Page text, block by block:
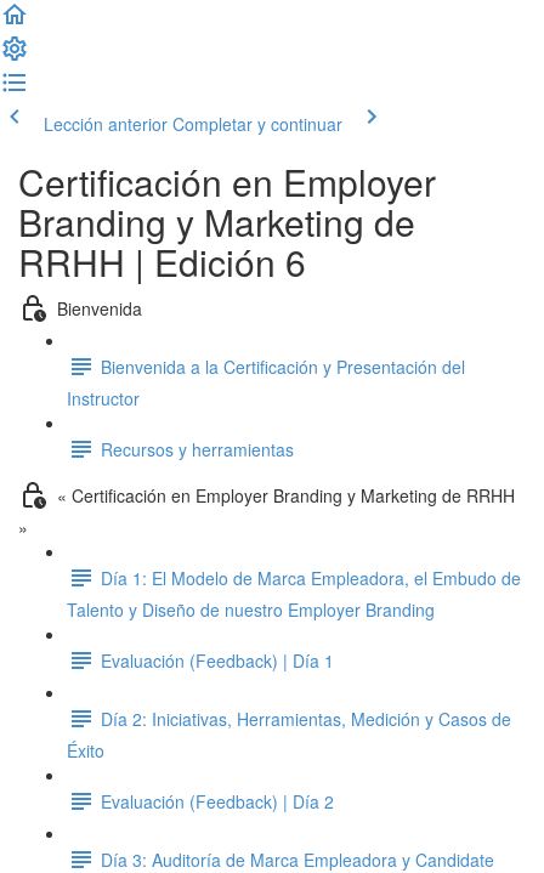
Lección anterior Completar y continuar
Certificación en Employer
Branding y Marketing de
RRHH | Edición 6
Bienvenida
Bienvenida a la Certificación y Presentación del
Instructor
Recursos y herramientas
« Certificación en Employer Branding y Marketing de RRHH
»
Día 1: El Modelo de Marca Empleadora, el Embudo de
Talento y Diseño de nuestro Employer Branding
Evaluación (Feedback) | Día 1
Día 2: Iniciativas, Herramientas, Medición y Casos de
Éxito
Evaluación (Feedback) | Día 2
Día 3: Auditoría de Marca Empleadora y Candidate